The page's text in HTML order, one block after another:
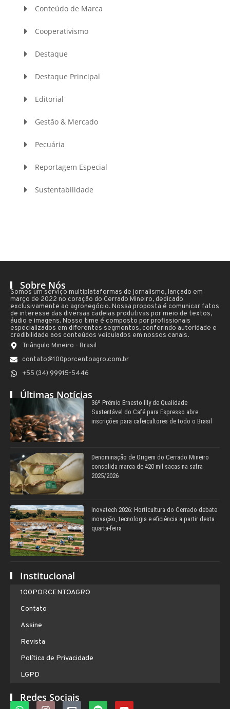
Conteúdo de Marca
Cooperativismo
Destaque
Destaque Principal
Editorial
Gestão & Mercado
Pecuária
Reportagem Especial
Sustentabilidade
Sobre Nós
Somos um serviço multiplataformas de jornalismo, lançado em
março de 2022 no coração do Cerrado Mineiro, dedicado
exclusivamente ao agronegócio. Nossa proposta é comunicar fatos
de interesse das diversas cadeias produtivas por meio de textos,
áudio e imagens. Nosso time é composto por profissionais
especializados em diferentes segmentos, conferindo autoridade e
credibilidade aos conteúdos veiculados em nossos canais.
Triângulo Mineiro - Brasil
contato@100porcentoagro.com.br
+55 (34) 99915-5446
Últimas Notícias
36º Prêmio Ernesto Illy de Qualidade
Sustentável do Café para Espresso abre
inscrições para cafeicultores de todo o Brasil
Denominação de Origem do Cerrado Mineiro
consolida marca de 420 mil sacas na safra
2025/2026
Inovatech 2026: Horticultura do Cerrado debate
inovação, tecnologia e eficiência a partir desta
quarta-feira
Institucional
100PORCENTOAGRO
Contato
Assine
Revista
Política de Privacidade
LGPD
Redes Sociais